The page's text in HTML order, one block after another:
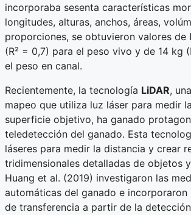
incorporaba sesenta características
longitudes, alturas, anchos, áreas,
proporciones, se obtuvieron valores de
(R² = 0,7) para el peso vivo y de 14 kg
el peso en canal.
Recientemente, la tecnología LiDAR,
mapeo que utiliza luz láser para medir
superficie objetivo, ha ganado
teledetección del ganado. Esta
láseres para medir la distancia y crear
tridimensionales detalladas de objetos
Huang et al. (2019) investigaron las
automáticas del ganado e incorporaron
de transferencia a partir de la detección